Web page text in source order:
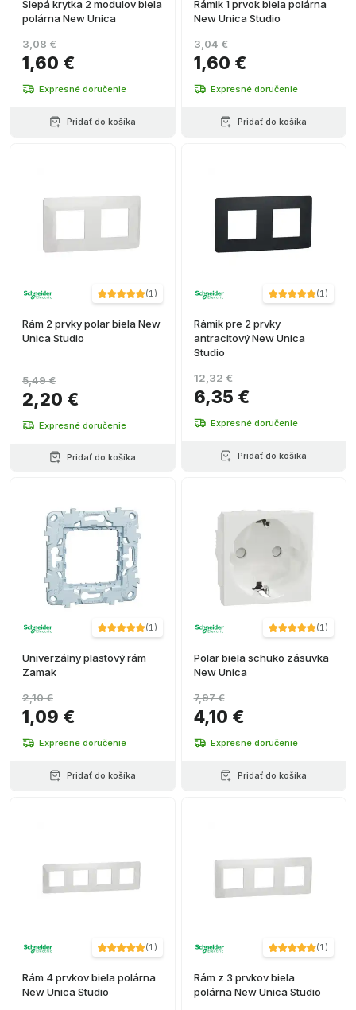
Slepá krytka 2 modulov biela
polárna New Unica
1,60 €
3,08 €
Expresné doručenie
Pridať do košíka
Rámik 1 prvok biela polárna
New Unica Studio
1,60 €
3,04 €
Expresné doručenie
Pridať do košíka
(1)
Rám 2 prvky polar biela New
Unica Studio
2,20 €
5,49 €
Expresné doručenie
Pridať do košíka
(1)
Rámik pre 2 prvky
antracitový New Unica
Studio
6,35 €
12,32 €
Expresné doručenie
Pridať do košíka
(1)
Univerzálny plastový rám
Zamak
1,09 €
2,10 €
Expresné doručenie
Pridať do košíka
(1)
Polar biela schuko zásuvka
New Unica
4,10 €
7,97 €
Expresné doručenie
Pridať do košíka
(1)
Rám 4 prvkov biela polárna
New Unica Studio
(1)
Rám z 3 prvkov biela
polárna New Unica Studio